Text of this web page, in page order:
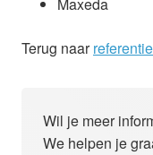
Maxeda
Terug naar
Wil je meer
We helpen je